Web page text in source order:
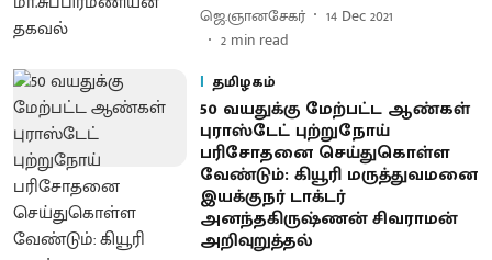
ஜெ.ஞானசேகர்
14 Dec 2021
2 min read
தமிழகம்
50 வயதுக்கு மேற்பட்ட ஆண்கள்
புராஸ்டேட் புற்றுநோய்
பரிசோதனை செய்துகொள்ள
வேண்டும்: கியூரி மருத்துவமனை
இயக்குநர் டாக்டர்
அனந்தகிருஷ்ணன் சிவராமன்
அறிவுறுத்தல்